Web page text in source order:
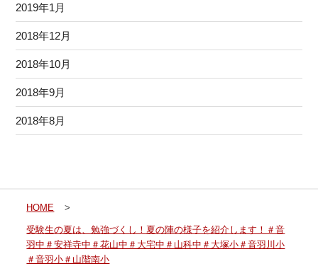
2019年1月
2018年12月
2018年10月
2018年9月
2018年8月
HOME >
受験生の夏は、勉強づくし！夏の陣の様子を紹介します！＃音
羽中＃安祥寺中＃花山中＃大宅中＃山科中＃大塚小＃音羽川小
＃音羽小＃山階南小